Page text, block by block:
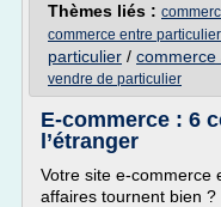
Thèmes liés :
commerce entre
particulier /
vendre de particulier
E-commerce : 6
l’étranger
Votre site e-commerce
affaires tournent bien